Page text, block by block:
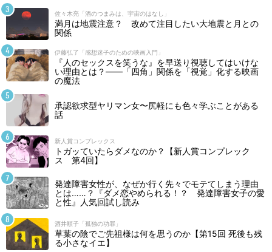
佐々木亮「酒のつまみは、宇宙のはなし」
満月は地震注意？ 改めて注目したい大地震と月との
関係
伊藤弘了「感想迷子のための映画入門」
『人のセックスを笑うな』を早送り視聴してはいけな
い理由とは？――「四角」関係を「視覚」化する映画
の魔法
承認欲求型ヤリマン女〜尻軽にも色々学ぶことがある
話
新人賞コンプレックス
トガッていたらダメなのか？【新人賞コンプレック
ス 第4回】
発達障害女性が、なぜか行く先々でモテてしまう理由
とは……？『ダメ恋やめられる！？ 発達障害女子の愛
と性』人気回試し読み
酒井順子「孤独の功罪」
草葉の陰でご先祖様は何を思うのか【第15回 死後も残
る小さなイエ】